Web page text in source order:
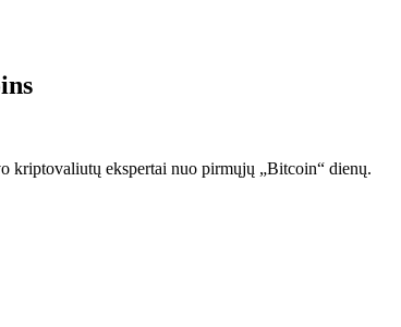
kriptovaliutų ekspertai nuo pirmųjų „Bitcoin“ dienų.